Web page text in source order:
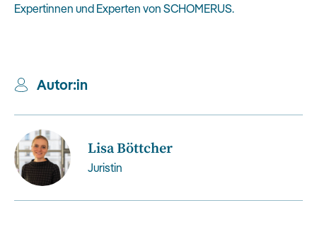
Expertinnen und Experten von SCHOMERUS.
Autor:in
Lisa Böttcher
Juristin